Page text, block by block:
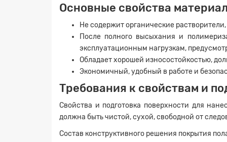
Основные свойства
Не содержит органические
После полного высыхания и
эксплуатационным нагрузкам,
Обладает хорошей износостойкостью,
Экономичный, удобный в работе и
Требования к свойствам и
Свойства и подготовка поверхности для
должна быть чистой, сухой, свободной от
Состав конструктивного решения покрытия